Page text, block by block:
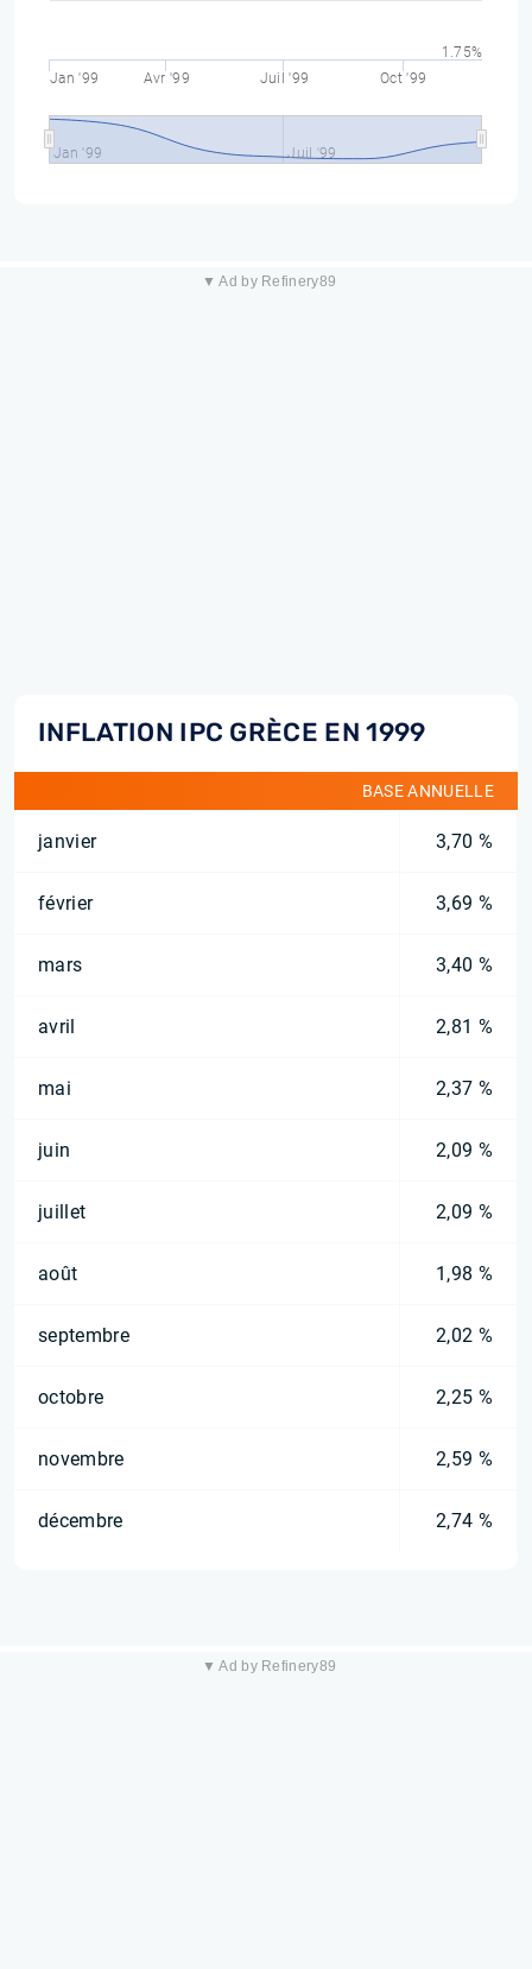
Jan '99 Avr '99 Juil '99 Oct '99
Jan '99 Juil '99
1.75%
▼ Ad by Refinery89
INFLATION IPC GRÈCE EN 1999
BASE ANNUELLE
janvier 3,70 %
février 3,69 %
mars 3,40 %
avril 2,81 %
mai 2,37 %
juin 2,09 %
juillet 2,09 %
août 1,98 %
septembre 2,02 %
octobre 2,25 %
novembre 2,59 %
décembre 2,74 %
▼ Ad by Refinery89